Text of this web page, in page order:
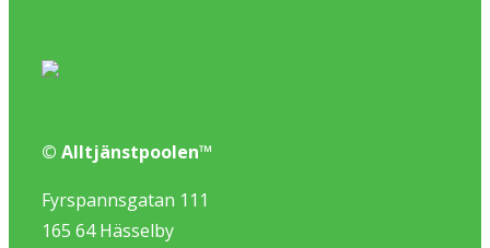
© Alltjänstpoolen™
Fyrspannsgatan 111
165 64 Hässelby